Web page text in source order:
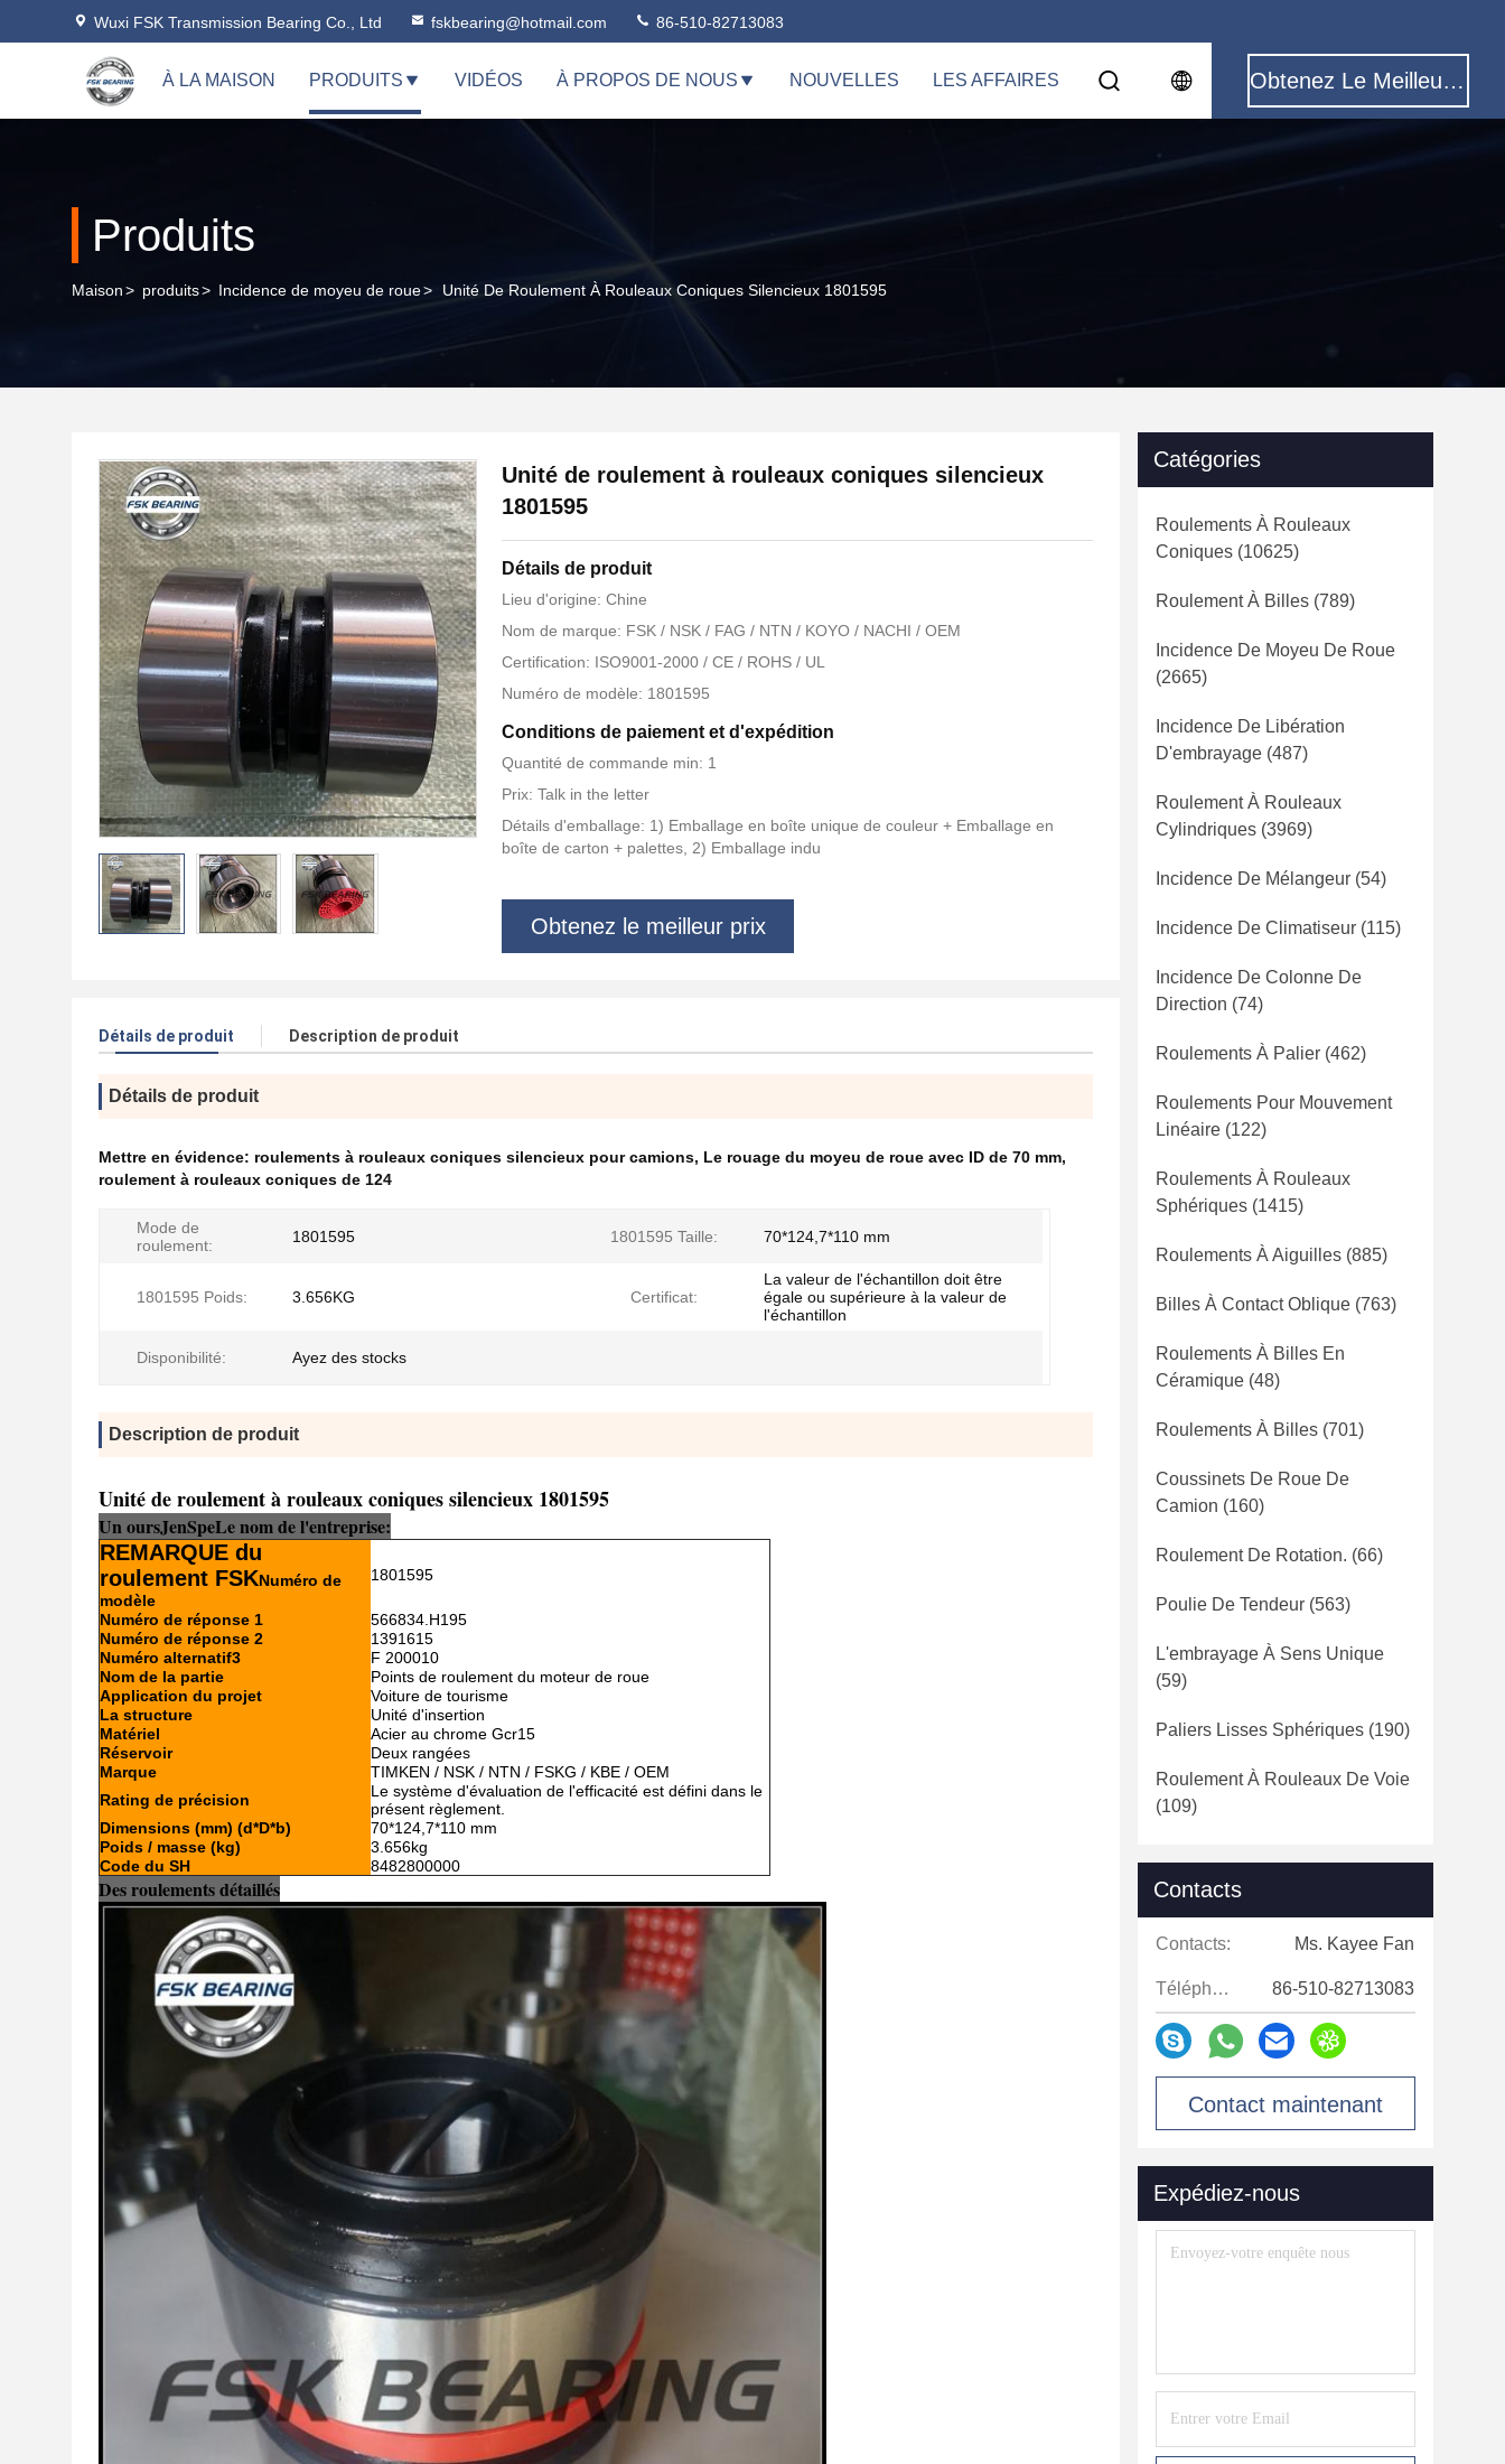
Wuxi FSK Transmission Bearing Co., Ltd fskbearing@hotmail.com 86-510-82713083
À LA MAISON PRODUITS VIDÉOS À PROPOS DE NOUS NOUVELLES LES AFFAIRES Obtenez Le Meilleur Prix
Produits
Maison> produits> Incidence de moyeu de roue> Unité De Roulement À Rouleaux Coniques Silencieux 1801595
Unité de roulement à rouleaux coniques silencieux
1801595
Détails de produit
Lieu d'origine: Chine
Nom de marque: FSK / NSK / FAG / NTN / KOYO / NACHI / OEM
Certification: ISO9001-2000 / CE / ROHS / UL
Numéro de modèle: 1801595
Conditions de paiement et d'expédition
Quantité de commande min: 1
Prix: Talk in the letter
Détails d'emballage: 1) Emballage en boîte unique de couleur + Emballage en
boîte de carton + palettes, 2) Emballage indu
Obtenez le meilleur prix
Détails de produit Description de produit
Détails de produit
Mettre en évidence: roulements à rouleaux coniques silencieux pour camions, Le rouage du moyeu de roue avec ID de 70 mm,
roulement à rouleaux coniques de 124
Mode de
roulement:
1801595 1801595 Taille: 70*124,7*110 mm
1801595 Poids: 3.656KG Certificat:
La valeur de l'échantillon doit être
égale ou supérieure à la valeur de
l'échantillon
Disponibilité: Ayez des stocks
Description de produit
Unité de roulement à rouleaux coniques silencieux 1801595
Un oursJenSpeLe nom de l'entreprise:
REMARQUE du
roulement FSKNuméro de
modèle
1801595
Numéro de réponse 1
566834.H195
Numéro de réponse 2
1391615
Numéro alternatif3
F 200010
Nom de la partie
Points de roulement du moteur de roue
Application du projet
Voiture de tourisme
La structure
Unité d'insertion
Matériel
Acier au chrome Gcr15
Réservoir
Deux rangées
Marque
TIMKEN / NSK / NTN / FSKG / KBE / OEM
Rating de précision
Le système d'évaluation de l'efficacité est défini dans le
présent règlement.
Dimensions (mm) (d*D*b)
70*124,7*110 mm
Poids / masse (kg)
3.656kg
Code du SH
8482800000
Des roulements détaillés
Catégories
Roulements À Rouleaux
Coniques (10625)
Roulement À Billes (789)
Incidence De Moyeu De Roue
(2665)
Incidence De Libération
D'embrayage (487)
Roulement À Rouleaux
Cylindriques (3969)
Incidence De Mélangeur (54)
Incidence De Climatiseur (115)
Incidence De Colonne De
Direction (74)
Roulements À Palier (462)
Roulements Pour Mouvement
Linéaire (122)
Roulements À Rouleaux
Sphériques (1415)
Roulements À Aiguilles (885)
Billes À Contact Oblique (763)
Roulements À Billes En
Céramique (48)
Roulements À Billes (701)
Coussinets De Roue De
Camion (160)
Roulement De Rotation. (66)
Poulie De Tendeur (563)
L'embrayage À Sens Unique
(59)
Paliers Lisses Sphériques (190)
Roulement À Rouleaux De Voie
(109)
Contacts
Contacts: Ms. Kayee Fan
Téléphone: 86-510-82713083
Contact maintenant
Expédiez-nous